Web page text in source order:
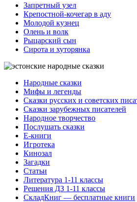
Запретный узел
Крепостной-кочегар в аду
Молодой кузнец
Олень и волк
Рыцарский сын
Сирота и хуторянка
Народные сказки
Мифы и легенды
Сказки русских и советских
Сказки зарубежных писателей
Народное творчество
Послушать сказки
Е-книги
Игротека
Кинозал
Загадки
Статьи
Литература 1-11 классы
Решения ДЗ 1-11 классы
СкладКниг — бесплатные книги